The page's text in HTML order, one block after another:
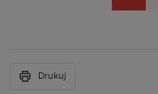
Drukuj